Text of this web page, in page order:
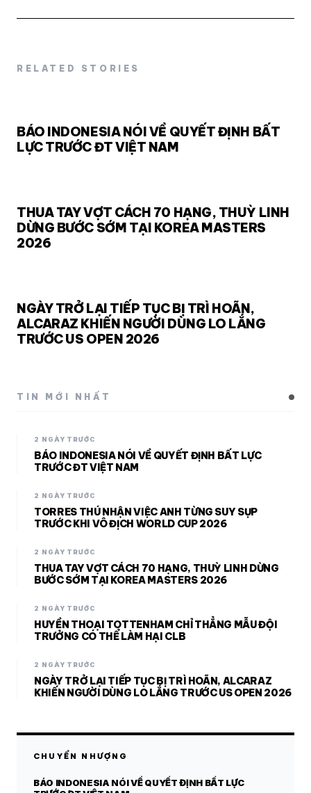
RELATED STORIES
BÁO INDONESIA NÓI VỀ QUYẾT ĐỊNH BẤT
LỰC TRƯỚC ĐT VIỆT NAM
THUA TAY VỢT CÁCH 70 HẠNG, THUỲ LINH
DỪNG BƯỚC SỚM TẠI KOREA MASTERS
2026
NGÀY TRỞ LẠI TIẾP TỤC BỊ TRÌ HOÃN,
ALCARAZ KHIẾN NGƯỜI DÙNG LO LẮNG
TRƯỚC US OPEN 2026
TIN MỚI NHẤT
2 NGÀY TRƯỚC
BÁO INDONESIA NÓI VỀ QUYẾT ĐỊNH BẤT LỰC
TRƯỚC ĐT VIỆT NAM
2 NGÀY TRƯỚC
TORRES THÚ NHẬN VIỆC ANH TỪNG SUY SỤP
TRƯỚC KHI VÔ ĐỊCH WORLD CUP 2026
2 NGÀY TRƯỚC
THUA TAY VỢT CÁCH 70 HẠNG, THUỲ LINH DỪNG
BƯỚC SỚM TẠI KOREA MASTERS 2026
2 NGÀY TRƯỚC
HUYỀN THOẠI TOTTENHAM CHỈ THẲNG MẪU ĐỘI
TRƯỞNG CÓ THỂ LÀM HẠI CLB
2 NGÀY TRƯỚC
NGÀY TRỞ LẠI TIẾP TỤC BỊ TRÌ HOÃN, ALCARAZ
KHIẾN NGƯỜI DÙNG LO LẮNG TRƯỚC US OPEN 2026
CHUYỂN NHƯỢNG
BÁO INDONESIA NÓI VỀ QUYẾT ĐỊNH BẤT LỰC